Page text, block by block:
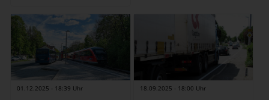
01.12.2025 - 18:39 Uhr 18.09.2025 - 18:00 Uhr